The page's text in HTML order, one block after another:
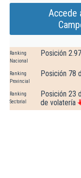
Accede
Ranking
Nacional
Posición
Ranking
Provincial
Posición 78
Ranking
Sectorial
Posición 23
de volatería